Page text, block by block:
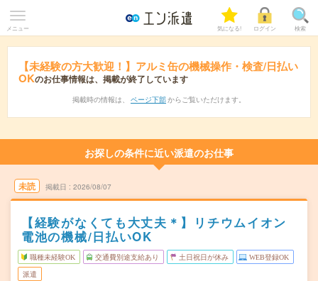
メニュー 気になる! ログイン 検索
【未経験の方大歓迎！】アルミ缶の機械操作・検査/日払い
OKのお仕事情報は、掲載が終了しています
掲載時の情報は、 ページ下部 からご覧いただけます。
お探しの条件に近い派遣のお仕事
未読 掲載日 2026/08/07
【経験がなくても大丈夫＊】リチウムイオン
電池の機械/日払いOK
職種未経験OK 交通費別途支給あり 土日祝日が休み WEB登録OK
派遣